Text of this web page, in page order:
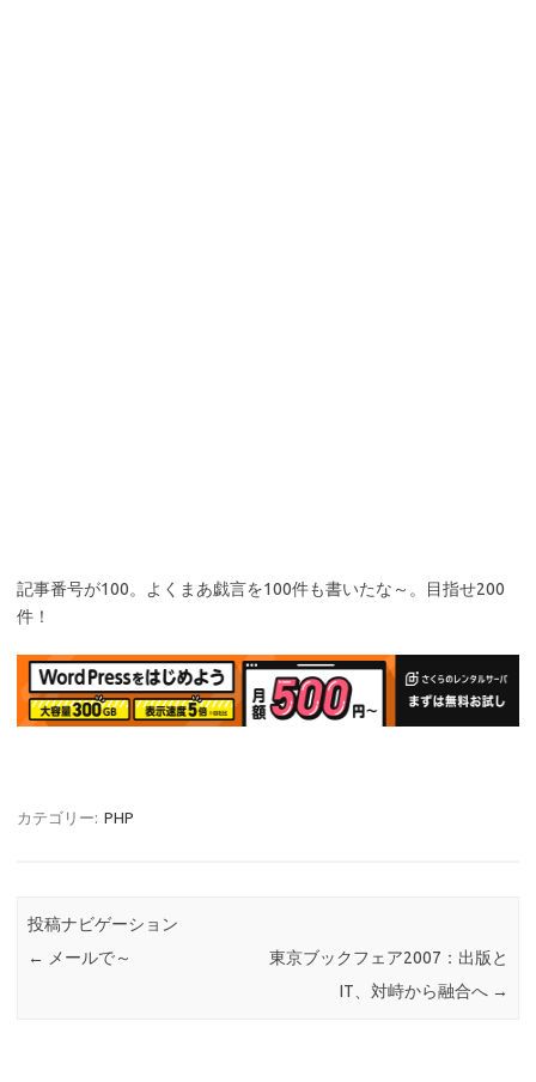
記事番号が100。よくまあ戯言を100件も書いたな～。目指せ200
件！
カテゴリー: PHP
投稿ナビゲーション
← メールで～
東京ブックフェア2007：出版と
IT、対峙から融合へ →